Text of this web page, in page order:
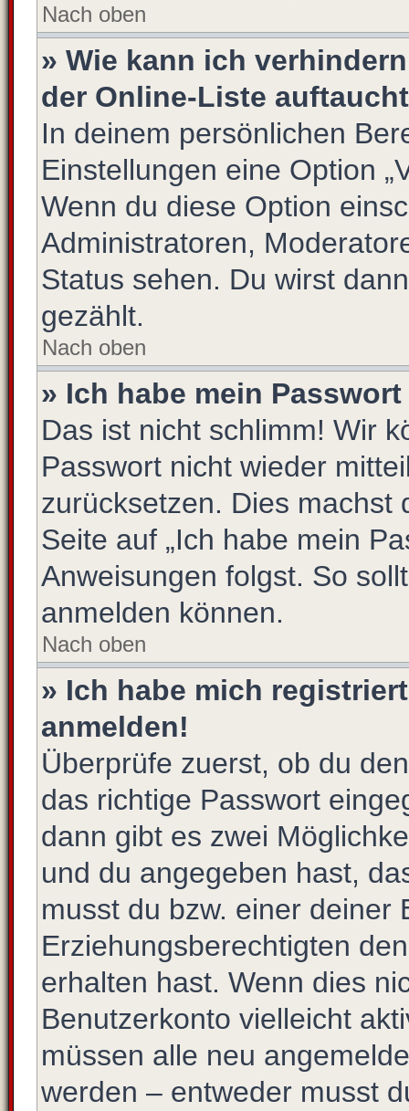
Nach oben
» Wie kann ich
der Online-Liste
In deinem persönlichen
Einstellungen eine Option
Wenn du diese Option
Administratoren,
Status sehen. Du wirst
gezählt.
Nach oben
» Ich habe mein
Das ist nicht schlimm! Wir
Passwort nicht wieder
zurücksetzen. Dies machst
Seite auf „Ich habe mein
Anweisungen folgst. So
anmelden können.
Nach oben
» Ich habe mich
anmelden!
Überprüfe zuerst, ob du
das richtige Passwort
dann gibt es zwei
und du angegeben hast,
musst du bzw. einer deiner
Erziehungsberechtigten
erhalten hast. Wenn dies
Benutzerkonto vielleicht
müssen alle neu
werden – entweder musst